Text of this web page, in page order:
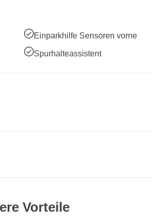
Einparkhilfe Sensoren vorne
Spurhalteassistent
Vorteile